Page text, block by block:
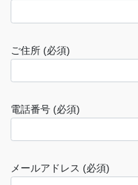
ご住所 (必須)
電話番号 (必須)
メールアドレス (必須)